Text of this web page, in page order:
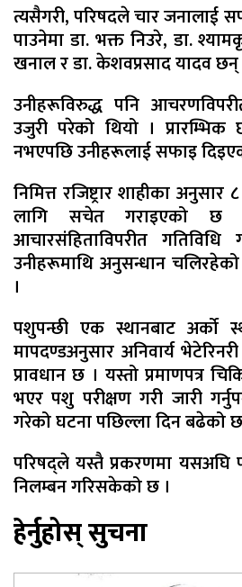
त्यसैगरी, परिषदले चार जनालाई
पाउनेमा डा. भक्त निउरे, डा.
खनाल र डा. केशवप्रसाद यादव छन्
उनीहरूविरुद्ध पनि
उजुरी परेको थियो । प्रारम्भिक
नभएपछि उनीहरूलाई सफाइ
निमित्त रजिष्ट्रार शाहीका
लागि सचेत गराइएको छ
आचारसंहिताविपरीत
उनीहरूमाथि अनुसन्धान
।
पशुपन्छी एक स्थानबाट अर्को
मापदण्डअनुसार अनिवार्य भेटेरिनरी
प्रावधान छ । यस्तो प्रमाणपत्र
भएर पशु परीक्षण गरी जारी
गरेको घटना पछिल्ला दिन बढेको
परिषद्ले यस्तै प्रकरणमा यसअघि
निलम्बन गरिसकेको छ ।
हेर्नुहोस् सुचना